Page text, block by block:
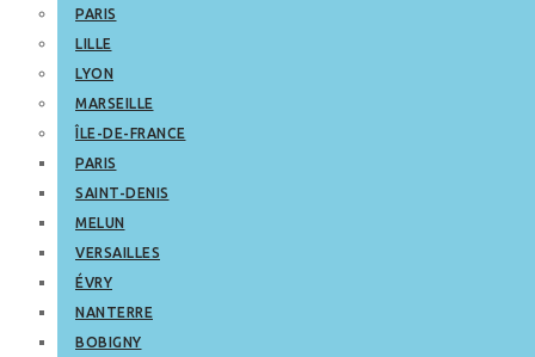
PARIS
LILLE
LYON
MARSEILLE
ÎLE-DE-FRANCE
PARIS
SAINT-DENIS
MELUN
VERSAILLES
ÉVRY
NANTERRE
BOBIGNY